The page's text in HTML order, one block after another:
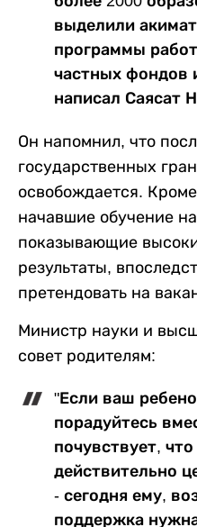
выделили
программы
частных фондов
написал Саясат
Он напомнил, что
государственных
освобождается.
начавшие обучение
показывающие
результаты,
претендовать на
Министр науки и
совет родителям:
"Если ваш
порадуйтесь
почувствует,
действительно
- сегодня ему,
поддержка